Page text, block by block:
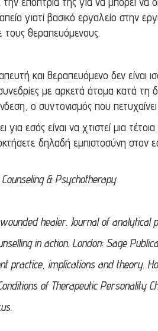
γιατί βασικό εργαλείο στην
τους θεραπευόμενους.
και θεραπευόμενο δεν είναι
με αρκετά άτομα κατά τη
ο συντονισμός που
για εσάς είναι να χτιστεί μια
δηλαδή εμπιστοσύνη
& Psychotherapy
healer. Journal of analytical
in action. London: Sage
practice, implications and theory.
of Therapeutic Personality